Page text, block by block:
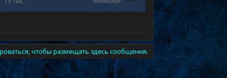
чтобы размещать здесь сообщения.